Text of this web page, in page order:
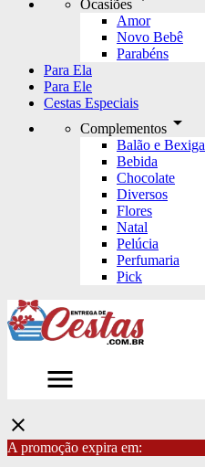
Ocasiões
Amor
Novo Bebê
Parabéns
Para Ela
Para Ele
Cestas Especiais
Complementos arrow_drop_down
Balão e Bexiga
Bebida
Chocolate
Diversos
Flores
Natal
Pelúcia
Perfumaria
Pick
menu
close
A promoção expira em: